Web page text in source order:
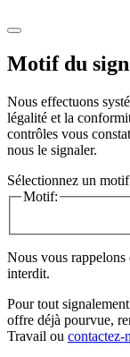
Motif du
Nous effectuons
légalité et la
contrôles vous
nous le signaler.
Sélectionnez un
Motif:
Nous vous rappelons
interdit.
Pour tout
offre déjà pourvue,
Travail ou contactez-